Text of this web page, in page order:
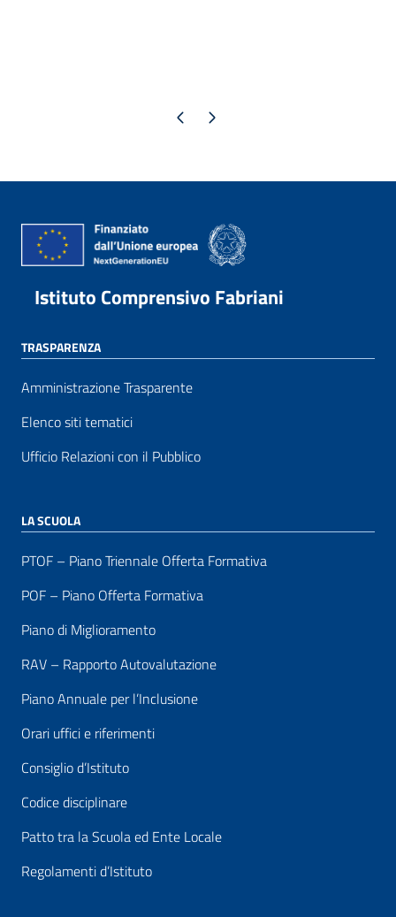
Pagina precedente
Pagina successiva
Istituto Comprensivo Fabriani
TRASPARENZA
Amministrazione Trasparente
Elenco siti tematici
Ufficio Relazioni con il Pubblico
LA SCUOLA
PTOF – Piano Triennale Offerta Formativa
POF – Piano Offerta Formativa
Piano di Miglioramento
RAV – Rapporto Autovalutazione
Piano Annuale per l’Inclusione
Orari uffici e riferimenti
Consiglio d’Istituto
Codice disciplinare
Patto tra la Scuola ed Ente Locale
Regolamenti d’Istituto